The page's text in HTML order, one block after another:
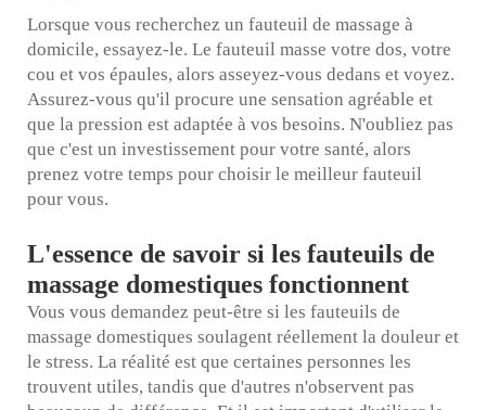
Lorsque vous recherchez un fauteuil de massage à
domicile, essayez-le. Le fauteuil masse votre dos, votre
cou et vos épaules, alors asseyez-vous dedans et voyez.
Assurez-vous qu'il procure une sensation agréable et
que la pression est adaptée à vos besoins. N'oubliez pas
que c'est un investissement pour votre santé, alors
prenez votre temps pour choisir le meilleur fauteuil
pour vous.
L'essence de savoir si les fauteuils de
massage domestiques fonctionnent
Vous vous demandez peut-être si les fauteuils de
massage domestiques soulagent réellement la douleur et
le stress. La réalité est que certaines personnes les
trouvent utiles, tandis que d'autres n'observent pas